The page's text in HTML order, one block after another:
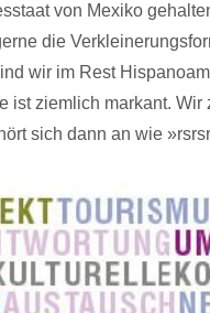
von Mexiko
die
wir im Rest
ist ziemlich markant.
sich dann an wie